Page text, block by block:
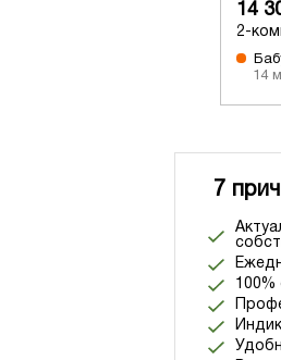
14
2-
14
7
100%